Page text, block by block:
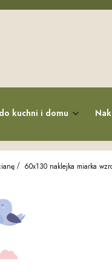
kuchni i domu
60x130 naklejka miarka